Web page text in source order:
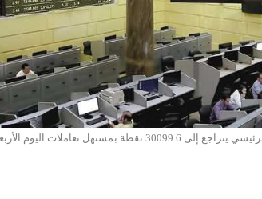
نقطة بمستهل تعاملات اليوم الأربعاء